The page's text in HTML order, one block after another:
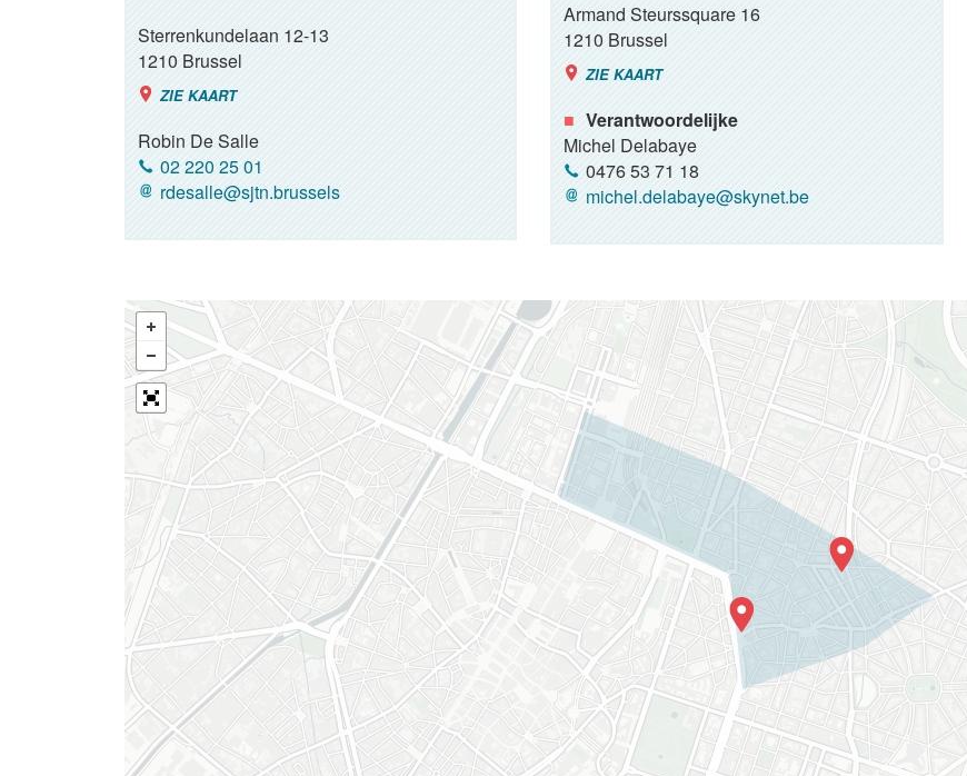
Sterrenkundelaan 12-13
1210Brussel
ZIE KAART
Robin De Salle
02 220 25 01
rdesalle@sjtn.brussels
Armand Steurssquare 16
1210Brussel
ZIE KAART
Verantwoordelijke
Michel Delabaye
0476 53 71 18
michel.delabaye@skynet.be